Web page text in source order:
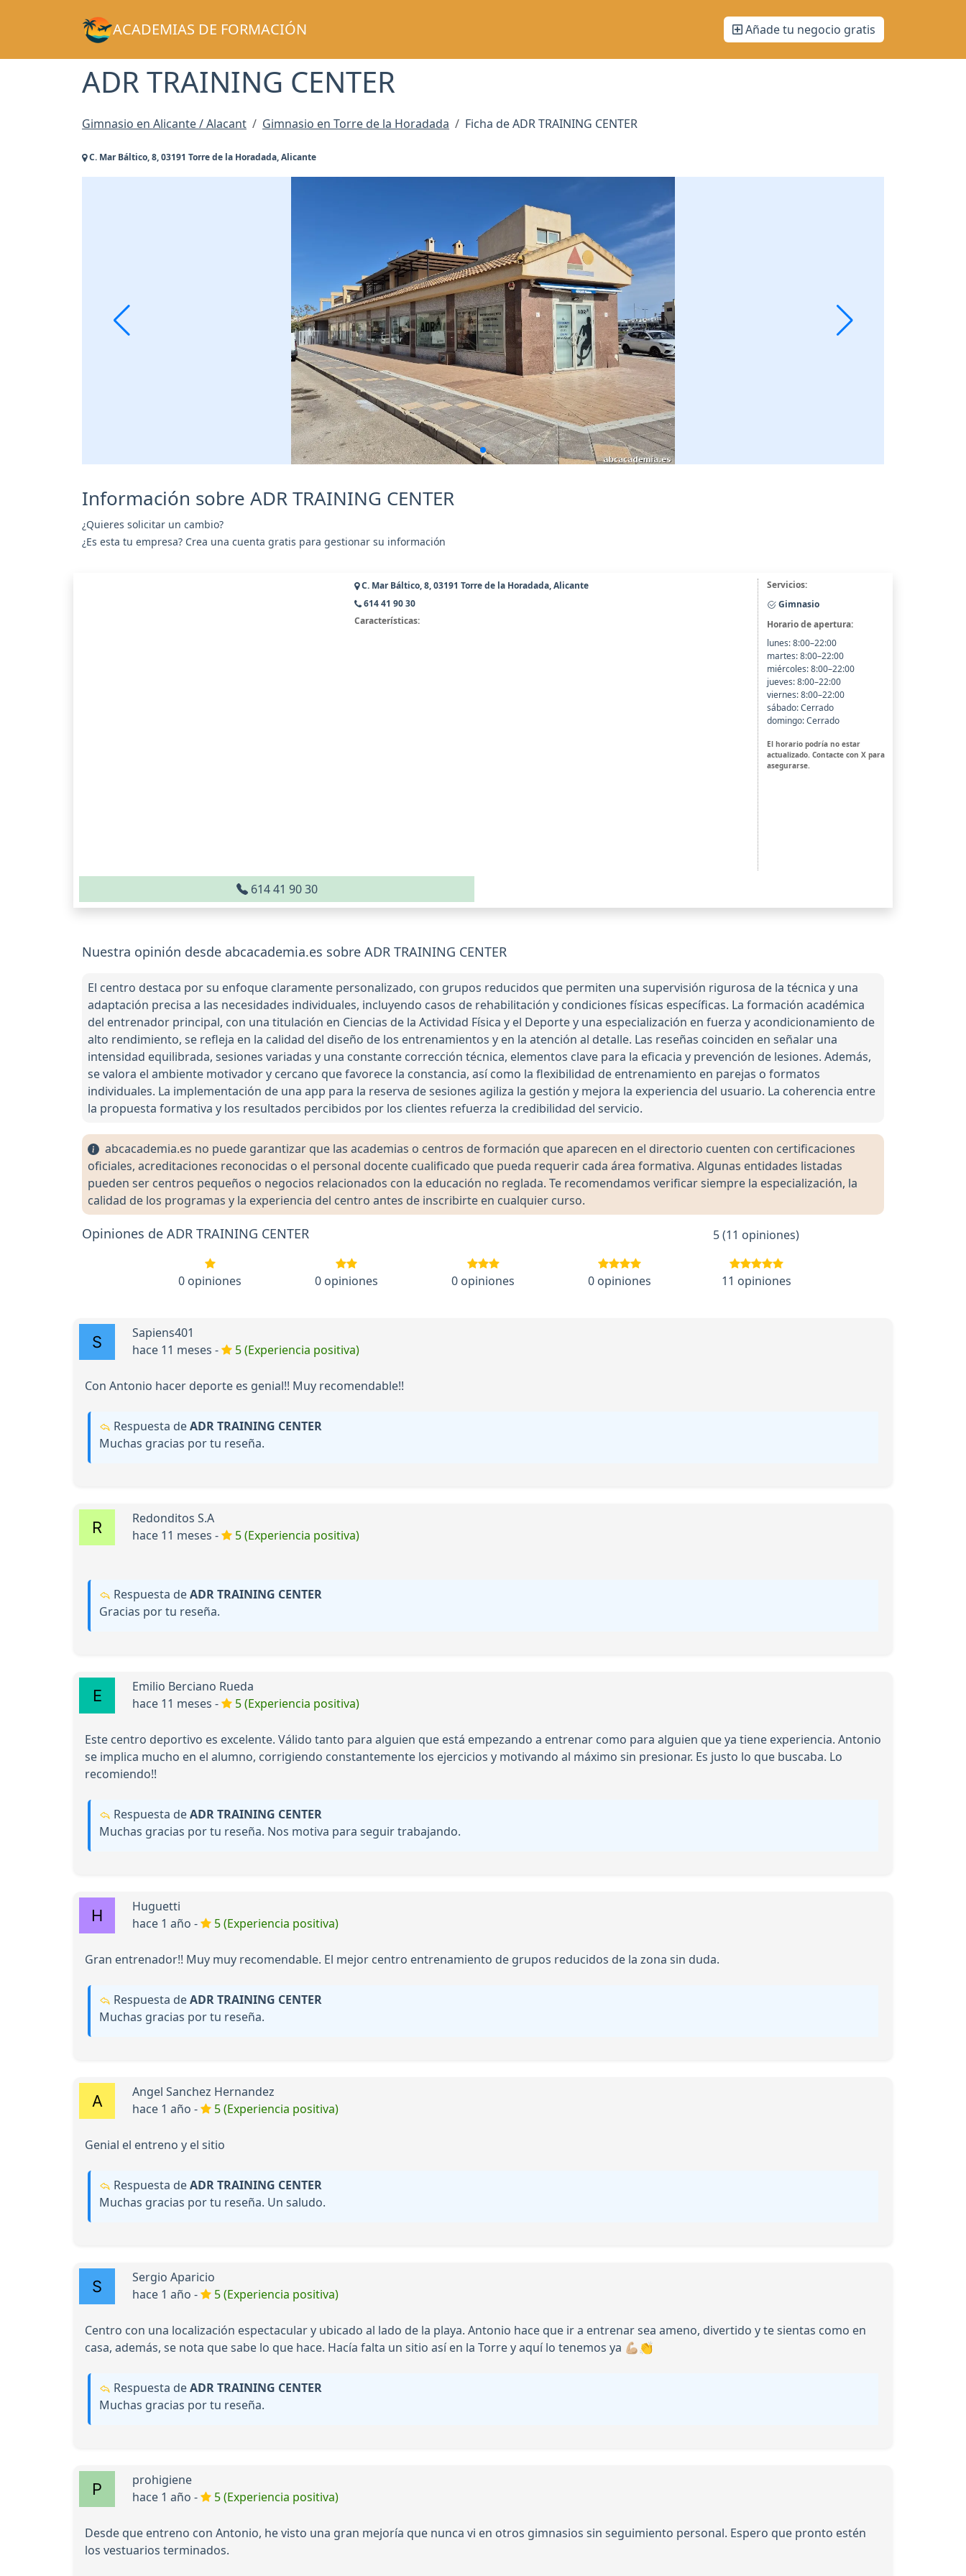
ACADEMIAS DE FORMACIÓN Añade tu negocio gratis
ADR TRAINING CENTER
Gimnasio en Alicante / Alacant Gimnasio en Torre de la Horadada Ficha de ADR TRAINING CENTER
C. Mar Báltico, 8, 03191 Torre de la Horadada, Alicante
Información sobre ADR TRAINING CENTER
¿Quieres solicitar un cambio?
¿Es esta tu empresa? Crea una cuenta gratis para gestionar su información
C. Mar Báltico, 8, 03191 Torre de la Horadada, Alicante
614 41 90 30
Características:
Servicios:
Gimnasio
Horario de apertura:
lunes: 8:00–22:00
martes: 8:00–22:00
miércoles: 8:00–22:00
jueves: 8:00–22:00
viernes: 8:00–22:00
sábado: Cerrado
domingo: Cerrado
El horario podría no estar
actualizado. Contacte con X para
asegurarse.
614 41 90 30
Nuestra opinión desde abcacademia.es sobre ADR TRAINING CENTER
El centro destaca por su enfoque claramente personalizado, con grupos reducidos que permiten una supervisión rigurosa de la técnica y una
adaptación precisa a las necesidades individuales, incluyendo casos de rehabilitación y condiciones físicas específicas. La formación académica
del entrenador principal, con una titulación en Ciencias de la Actividad Física y el Deporte y una especialización en fuerza y acondicionamiento de
alto rendimiento, se refleja en la calidad del diseño de los entrenamientos y en la atención al detalle. Las reseñas coinciden en señalar una
intensidad equilibrada, sesiones variadas y una constante corrección técnica, elementos clave para la eficacia y prevención de lesiones. Además,
se valora el ambiente motivador y cercano que favorece la constancia, así como la flexibilidad de entrenamiento en parejas o formatos
individuales. La implementación de una app para la reserva de sesiones agiliza la gestión y mejora la experiencia del usuario. La coherencia entre
la propuesta formativa y los resultados percibidos por los clientes refuerza la credibilidad del servicio.
abcacademia.es no puede garantizar que las academias o centros de formación que aparecen en el directorio cuenten con certificaciones
oficiales, acreditaciones reconocidas o el personal docente cualificado que pueda requerir cada área formativa. Algunas entidades listadas
pueden ser centros pequeños o negocios relacionados con la educación no reglada. Te recomendamos verificar siempre la especialización, la
calidad de los programas y la experiencia del centro antes de inscribirte en cualquier curso.
Opiniones de ADR TRAINING CENTER 5 (11 opiniones)
0 opiniones 0 opiniones 0 opiniones 0 opiniones 11 opiniones
Sapiens401
hace 11 meses -
5 (Experiencia positiva)
Con Antonio hacer deporte es genial!! Muy recomendable!!
Respuesta deADR TRAINING CENTER
Muchas gracias por tu reseña.
Redonditos S.A
hace 11 meses -
5 (Experiencia positiva)
Respuesta deADR TRAINING CENTER
Gracias por tu reseña.
Emilio Berciano Rueda
hace 11 meses -
5 (Experiencia positiva)
Este centro deportivo es excelente. Válido tanto para alguien que está empezando a entrenar como para alguien que ya tiene experiencia. Antonio
se implica mucho en el alumno, corrigiendo constantemente los ejercicios y motivando al máximo sin presionar. Es justo lo que buscaba. Lo
recomiendo!!
Respuesta deADR TRAINING CENTER
Muchas gracias por tu reseña. Nos motiva para seguir trabajando.
Huguetti
hace 1 año -
5 (Experiencia positiva)
Gran entrenador!! Muy muy recomendable. El mejor centro entrenamiento de grupos reducidos de la zona sin duda.
Respuesta deADR TRAINING CENTER
Muchas gracias por tu reseña.
Angel Sanchez Hernandez
hace 1 año -
5 (Experiencia positiva)
Genial el entreno y el sitio
Respuesta deADR TRAINING CENTER
Muchas gracias por tu reseña. Un saludo.
Sergio Aparicio
hace 1 año -
5 (Experiencia positiva)
Centro con una localización espectacular y ubicado al lado de la playa. Antonio hace que ir a entrenar sea ameno, divertido y te sientas como en
casa, además, se nota que sabe lo que hace. Hacía falta un sitio así en la Torre y aquí lo tenemos ya 💪🏼👏
Respuesta deADR TRAINING CENTER
Muchas gracias por tu reseña.
prohigiene
hace 1 año -
5 (Experiencia positiva)
Desde que entreno con Antonio, he visto una gran mejoría que nunca vi en otros gimnasios sin seguimiento personal. Espero que pronto estén
los vestuarios terminados.